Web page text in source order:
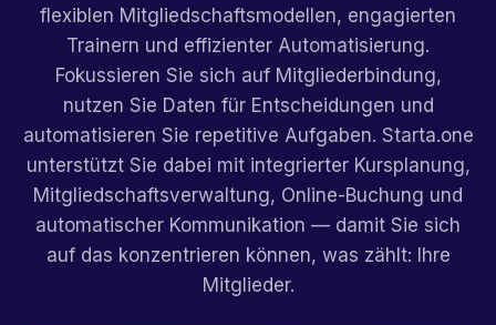
flexiblen Mitgliedschaftsmodellen, engagierten
Trainern und effizienter Automatisierung.
Fokussieren Sie sich auf Mitgliederbindung,
nutzen Sie Daten für Entscheidungen und
automatisieren Sie repetitive Aufgaben. Starta.one
unterstützt Sie dabei mit integrierter Kursplanung,
Mitgliedschaftsverwaltung, Online-Buchung und
automatischer Kommunikation — damit Sie sich
auf das konzentrieren können, was zählt: Ihre
Mitglieder.